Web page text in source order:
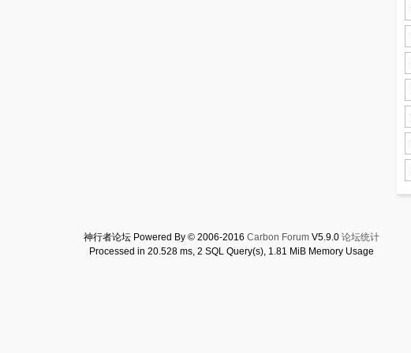
神行者论坛 Powered By © 2006-2016 Carbon ForumV5.9.0 论坛统计
Processed in 20.528 ms, 2 SQL Query(s), 1.81 MiB Memory Usage